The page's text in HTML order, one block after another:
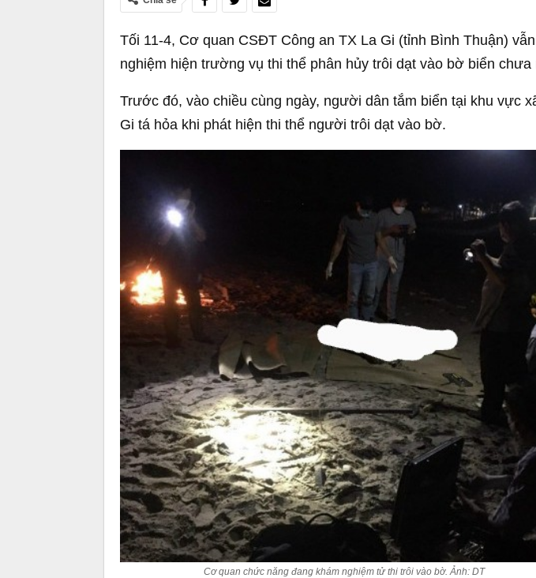
Tối 11-4, Cơ quan CSĐT Công an TX La Gi (tỉnh Bình Thuận)
nghiệm hiện trường vụ thi thể phân hủy trôi dạt vào bờ biển chưa
Trước đó, vào chiều cùng ngày, người dân tắm biển tại khu vực
Gi tá hỏa khi phát hiện thi thể người trôi dạt vào bờ.
Cơ quan chức năng đang khám nghiệm tử thi trôi vào bờ. Ảnh: DT